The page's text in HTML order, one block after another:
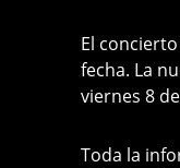
El
fecha. La
viernes 8
Toda la